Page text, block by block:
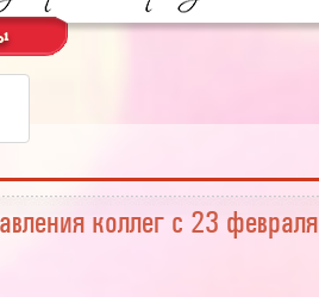
коллег с 23 февраля